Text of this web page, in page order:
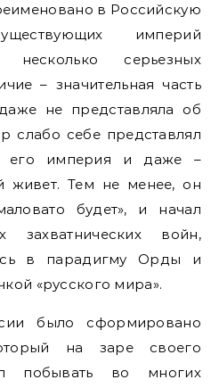
в Российскую
империй
несколько серьезных
– значительная часть
не представляла об
слабо себе представлял
его империя и даже –
живет. Тем не менее, он
будет», и начал
захватнических войн,
в парадигму Орды и
«русского мира».
было сформировано
на заре своего
побывать во многих